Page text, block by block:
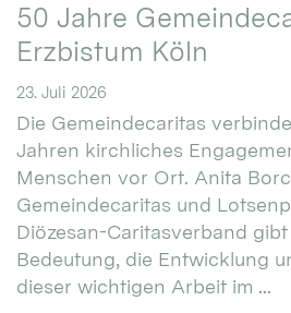
50 Jahre
Erzbistum Köln
23. Juli 2026
Die Gemeindecaritas
Jahren kirchliches
Menschen vor Ort. Anita
Gemeindecaritas und
Diözesan-Caritasverband
Bedeutung, die Entwicklung
dieser wichtigen Arbeit im ...